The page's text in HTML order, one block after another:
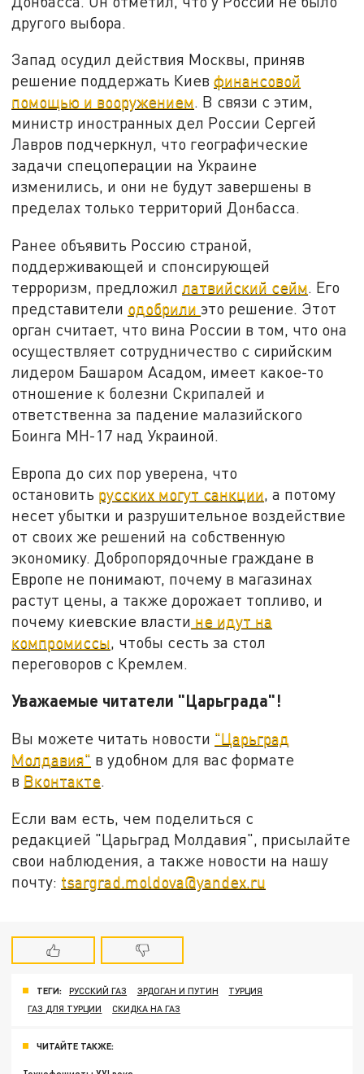
другого выбора.
Запад осудил действия Москвы, приняв
решение поддержать Киевфинансовой
помощью и вооружением. В связи с этим,
министр иностранных дел России Сергей
Лавров подчеркнул, что географические
задачи спецоперации на Украине
изменились, и они не будут завершены в
пределах только территорий Донбасса.
Ранее объявить Россию страной,
поддерживающей и спонсирующей
терроризм, предложиллатвийский сейм. Его
представители одобрилиэто решение. Этот
орган считает, что вина России в том, что она
осуществляет сотрудничество с сирийским
лидером Башаром Асадом, имеет какое-то
отношение к болезни Скрипалей и
ответственна за падение малазийского
Боинга MH-17 над Украиной.
Европа до сих пор уверена, что
остановить русских могут санкции , а потому
несет убытки и разрушительное воздействие
от своих же решений на собственную
экономику. Добропорядочные граждане в
Европе не понимают, почему в магазинах
растут цены, а также дорожает топливо, и
почему киевские власти не идут на
компромиссы , чтобы сесть за стол
переговоров с Кремлем.
Уважаемые читатели "Царьграда"!
Вы можете читать новости "Царьград
Молдавия" в удобном для вас формате
в Вконтакте.
Если вам есть, чем поделиться с
редакцией "Царьград Молдавия", присылайте
свои наблюдения, а также новости на нашу
почту: tsargrad.moldova@yandex.ru
ТЕГИ: РУССКИЙ ГАЗ ЭРДОГАН И ПУТИН
ТУРЦИЯ
ГАЗ ДЛЯ ТУРЦИИ
СКИДКА НА ГАЗ
ЧИТАЙТЕ ТАКЖЕ: